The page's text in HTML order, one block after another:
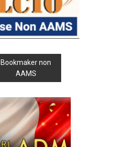
Bookmaker non
AAMS